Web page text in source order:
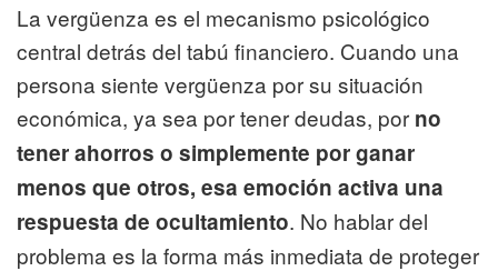
La vergüenza es el mecanismo psicológico
central detrás del tabú financiero. Cuando una
persona siente vergüenza por su situación
económica, ya sea por tener deudas, por no
tener ahorros o simplemente por ganar
menos que otros, esa emoción activa una
respuesta de ocultamiento. No hablar del
problema es la forma más inmediata de proteger